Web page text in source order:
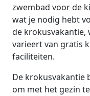
zwembad voor de
wat je nodig hebt
de krokusvakantie,
varieert van gratis
faciliteiten.
De krokusvakantie
om met het gezin